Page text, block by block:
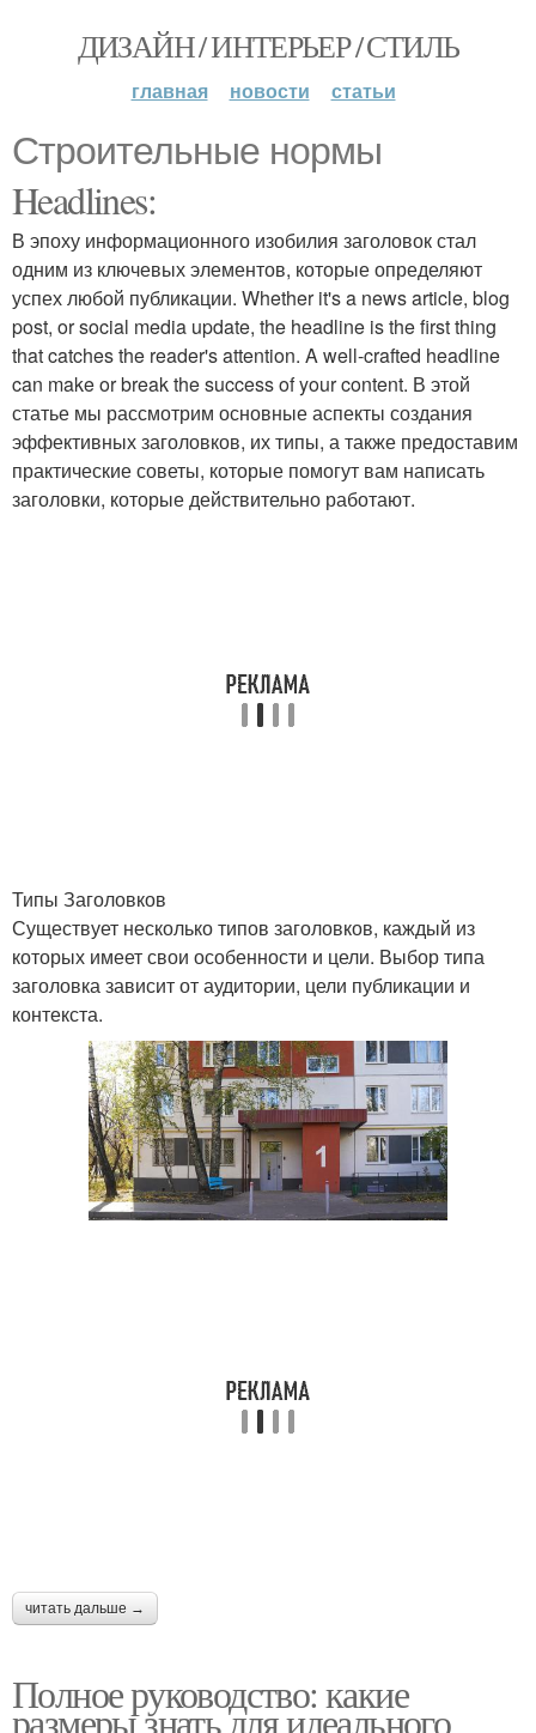
ДИЗАЙН / ИНТЕРЬЕР / СТИЛЬ
главная новости статьи
Строительные нормы
Headlines:
В эпоху информационного изобилия заголовок стал
одним из ключевых элементов, которые определяют
успех любой публикации. Whether it's a news article, blog
post, or social media update, the headline is the first thing
that catches the reader's attention. A well-crafted headline
can make or break the success of your content. В этой
статье мы рассмотрим основные аспекты создания
эффективных заголовков, их типы, а также предоставим
практические советы, которые помогут вам написать
заголовки, которые действительно работают.
Типы Заголовков
Существует несколько типов заголовков, каждый из
которых имеет свои особенности и цели. Выбор типа
заголовка зависит от аудитории, цели публикации и
контекста.
читать дальше →
Полное руководство: какие
размеры знать для идеального